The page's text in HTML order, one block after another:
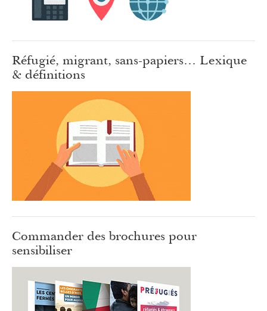
Réfugié, migrant, sans-papiers… Lexique
& définitions
Commander des brochures pour
sensibiliser